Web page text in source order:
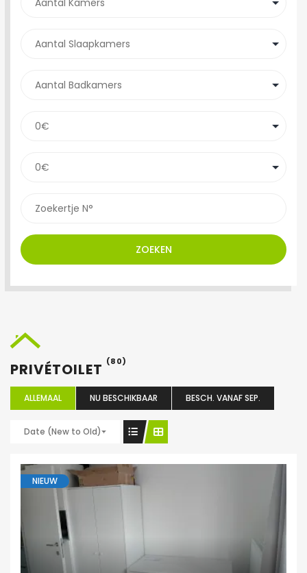
ZOEKEN
PRIVÉTOILET (80)
ALLEMAAL NU BESCHIKBAAR BESCH. VANAF SEP.
Date (New to Old)
NIEUW